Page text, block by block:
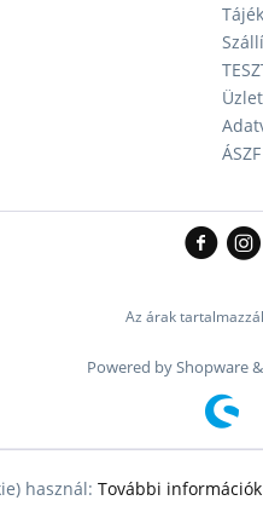
ÁSZF
Az árak
Powered by Shopware &
használ: További információk